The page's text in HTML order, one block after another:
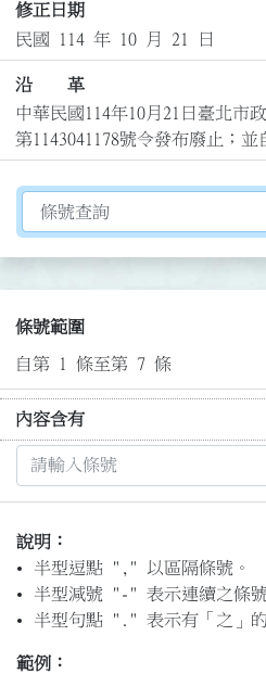
修正日期
民國 114 年 10 月 21 日
沿 革
中華民國114年10月21日臺北市
第1143041178號令發布廢止；並
切換選擇法規資訊內容
條號範圍
自第 1 條至第 7 條
內容含有
說明：
半型逗點 "," 以區隔條號。
半型減號 "-" 表示連續之條號
半型句點 "." 表示有「之」的
範例：